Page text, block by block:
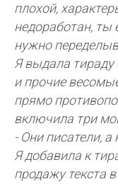
плохой,
недоработан, ты
нужно
Я выдала
и прочие
прямо
включила три
- Они писатели, а
Я добавила к
продажу текста